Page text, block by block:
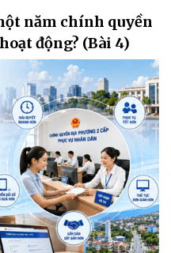
năm chính quyền
động? (Bài 4)